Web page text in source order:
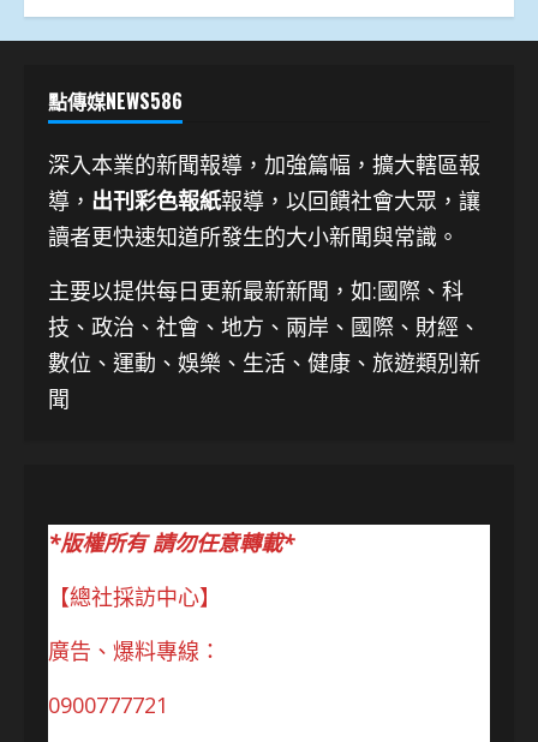
點傳媒NEWS586
深入本業的新聞報導，加強篇幅，擴大轄區報
導， 出刊彩色報紙報導，以回饋社會大眾，讓
讀者更快速知道所發生的大小新聞與常識。
主要以提供每日更新最新新聞 ，如:國際、科
技、 政治、社會、地方、兩岸、國際、財經、
數位、運動、娛樂、生活、健康、旅遊類別新
聞
*版權所有 請勿任意轉載*
【總社採訪中心】
廣告、爆料專線：
0900777721